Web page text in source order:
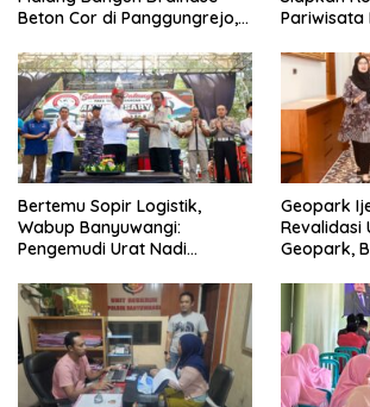
Beton Cor di Panggungrejo,
Pariwisata
Bertemu Sopir Logistik,
Wabup Banyuwangi:
Pengemudi Urat Nadi
Geopark
Revalidasi
Geopark,